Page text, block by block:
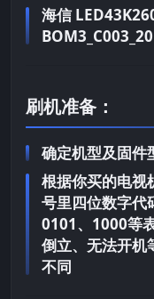
海信
刷机准备：
确定机型及固件
根据你买的电视
号里四位数字代
0101、1000等
倒立、无法开机
不同